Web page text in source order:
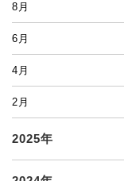
8月
6月
4月
2月
2025年